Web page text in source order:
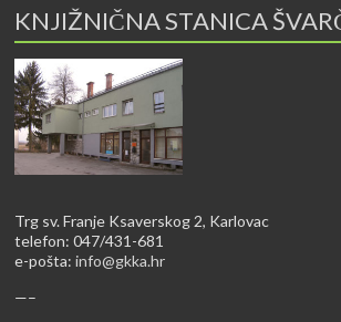
KNJIŽNIČNA STANICA
Trg sv. Franje Ksaverskog 2, Karlovac
telefon: 047/431-681
e-pošta:info@gkka.hr
—–